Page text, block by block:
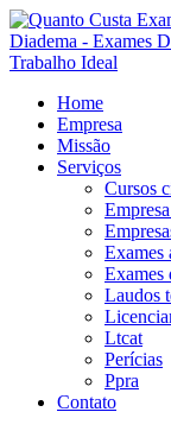
Home
Empresa
Missão
Serviços
Cursos
Exames
Exames
Laudos
Ltcat
Perícias
Ppra
Contato